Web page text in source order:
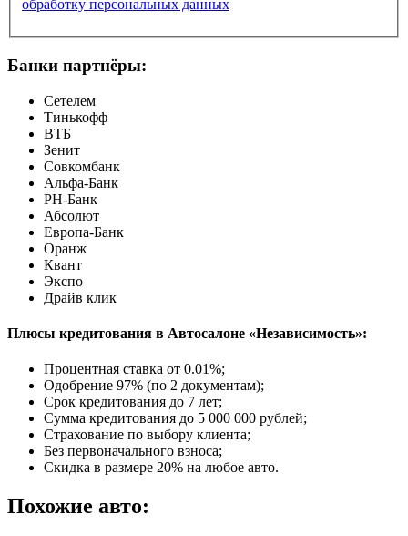
обработку персональных данных
Банки партнёры:
Сетелем
Тинькофф
ВТБ
Зенит
Совкомбанк
Альфа-Банк
РН-Банк
Абсолют
Европа-Банк
Оранж
Квант
Экспо
Драйв клик
Плюсы кредитования в Автосалоне «Независимость»:
Процентная ставка от 0.01%;
Одобрение 97% (по 2 документам);
Срок кредитования до 7 лет;
Сумма кредитования до 5 000 000 рублей;
Страхование по выбору клиента;
Без первоначального взноса;
Скидка в размере 20% на любое авто.
Похожие авто: